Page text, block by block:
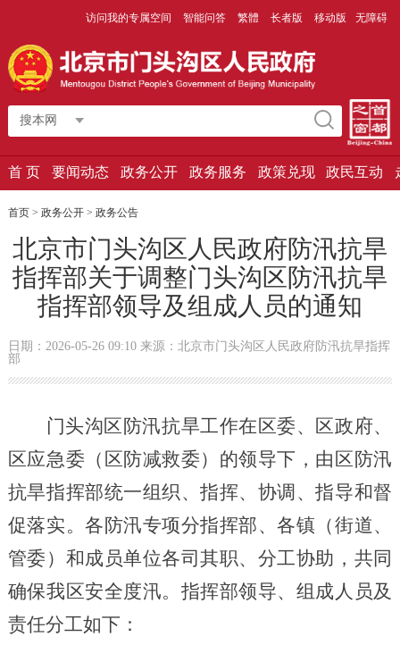
访问我的专属空间 智能问答 繁體 长者版 移动版 无障碍
搜本网
首 页 要闻动态 政务公开 政务服务 政策兑现 政民互动
首页> 政务公开> 政务公告
北京市门头沟区人民政府防汛抗旱
指挥部关于调整门头沟区防汛抗旱
指挥部领导及组成人员的通知
日期：2026-05-26 09:10 来源：北京市门头沟区人民政府防汛抗旱指挥
部
门头沟区防汛抗旱工作在 区委、区政府、
区应急委 （ 区防减救委） 的领导下， 由区防汛
抗旱指挥部统一组织、指挥、协调、指导和督
促落实。各防汛专项分指挥部、各镇（街道、
管委 ）和成员单位各司其职、 分工协助 ，共同
确保我区安全度汛。 指挥部领导、组成人员及
责任分工如下：